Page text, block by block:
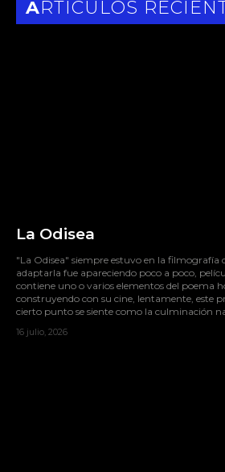
ARTÍCULOS
La Odisea
"La Odisea" siempre estuvo en la filmografía
adaptarla fue apareciendo poco a poco,
contiene uno o varios elementos del poema
construyendo con su cine, lentamente, este
cierto punto se siente como la culminación
16 julio, 2026